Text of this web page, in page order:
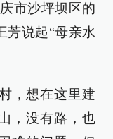
市沙坪坝区的
芳说起“母亲水
，想在这里建
，没有路，也